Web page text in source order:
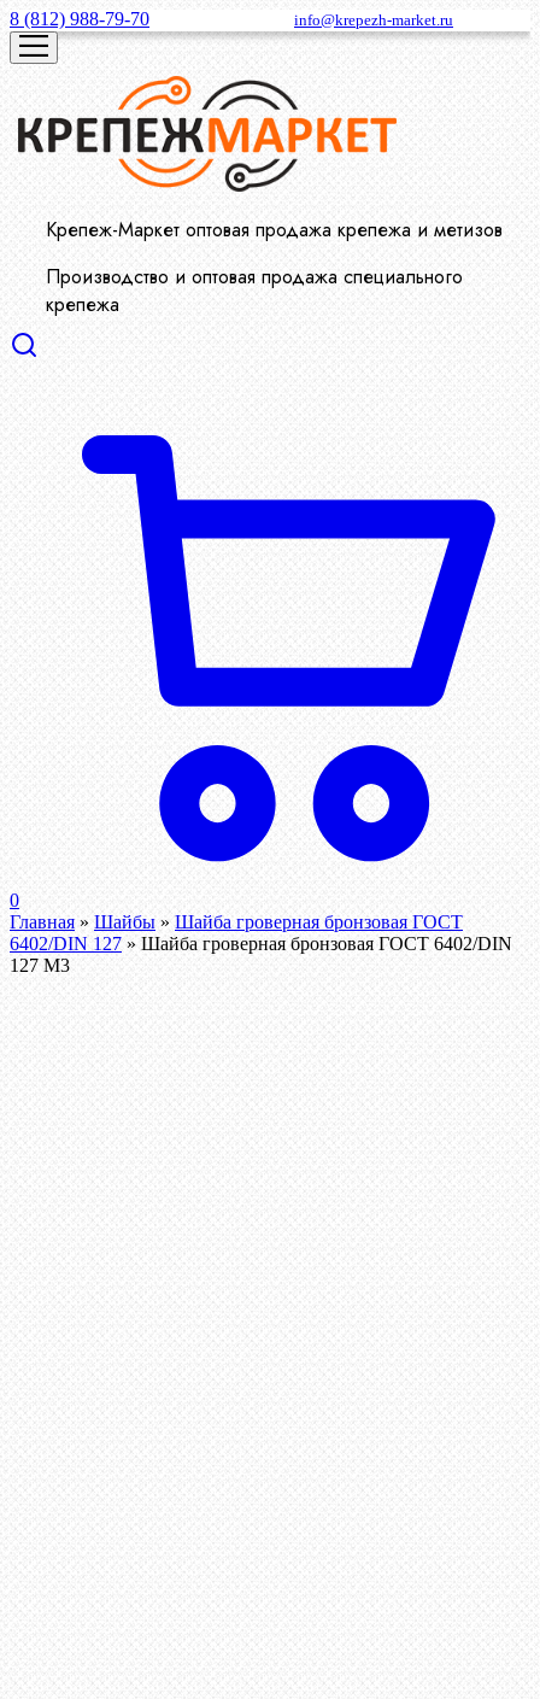
8 (812) 988-79-70 info@krepezh-market.ru
Крепеж-Маркет оптовая продажа крепежа и метизов
Производство и оптовая продажа специального
крепежа
0
Главная » Шайбы » Шайба гроверная бронзовая ГОСТ
6402/DIN 127 » Шайба гроверная бронзовая ГОСТ 6402/DIN
127 М3